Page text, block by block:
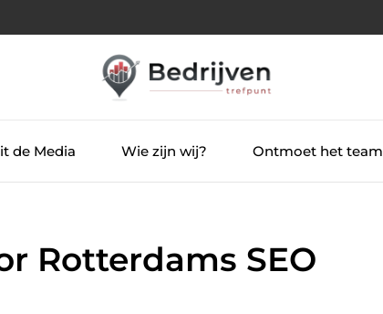
de Media Wie zijn wij? Ontmoet het team
Rotterdams SEO